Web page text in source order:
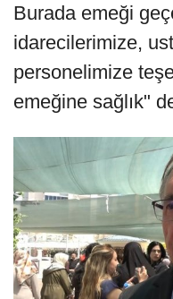
Burada emeği
idarecilerimize,
personelimize
emeğine sağlık"